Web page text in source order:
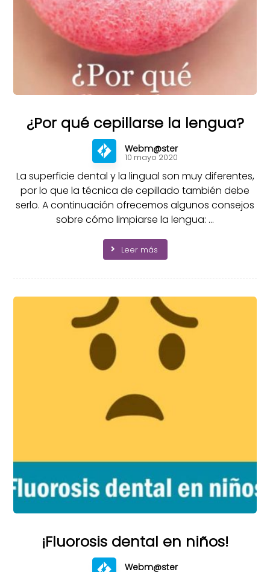
¿Por qué cepillarse la lengua?
Webm@ster
10 mayo 2020
La superficie dental y la lingual son muy diferentes,
por lo que la técnica de cepillado también debe
serlo. A continuación ofrecemos algunos consejos
sobre cómo limpiarse la lengua: ...
Leer más
¡Fluorosis dental en niños!
Webm@ster